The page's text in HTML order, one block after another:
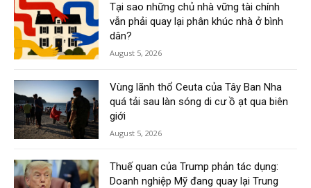
Tại sao những chủ nhà vững tài chính
vẫn phải quay lại phân khúc nhà ở bình
dân?
August 5, 2026
Vùng lãnh thổ Ceuta của Tây Ban Nha
quá tải sau làn sóng di cư ồ ạt qua biên
giới
August 5, 2026
Thuế quan của Trump phản tác dụng:
Doanh nghiệp Mỹ đang quay lại Trung